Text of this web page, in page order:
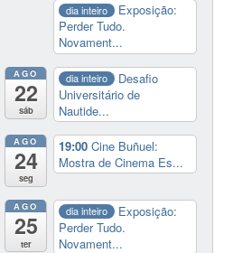
dia inteiro
Exposição:
Perder Tudo.
Novament...
AGO
22
sáb
dia inteiro
Desafio
Universitário de
Nautide...
AGO
24
seg
19:00Cine Buñuel:
Mostra de Cinema Es...
AGO
25
ter
dia inteiro
Exposição:
Perder Tudo.
Novament...